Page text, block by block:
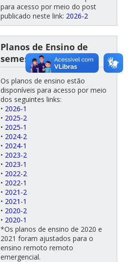
para acesso por meio do post
publicado neste link: 2026-2
Planos de Ensino de
semestres anteriores
Os planos de ensino estão
disponíveis para acesso por meio
dos seguintes links:
• 2026-1
• 2025-2
• 2025-1
• 2024-2
• 2024-1
• 2023-2
• 2023-1
• 2022-2
• 2022-1
• 2021-2
• 2021-1
• 2020-2
• 2020-1
*Os planos de ensino de 2020 e
2021 foram ajustados para o
ensino remoto remoto
emergencial.